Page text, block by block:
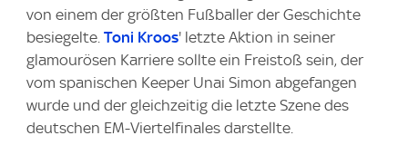
von einem der größten Fußballer der Geschichte
besiegelte. Toni Kroos' letzte Aktion in seiner
glamourösen Karriere sollte ein Freistoß sein, der
vom spanischen Keeper Unai Simon abgefangen
wurde und der gleichzeitig die letzte Szene des
deutschen EM-Viertelfinales darstellte.